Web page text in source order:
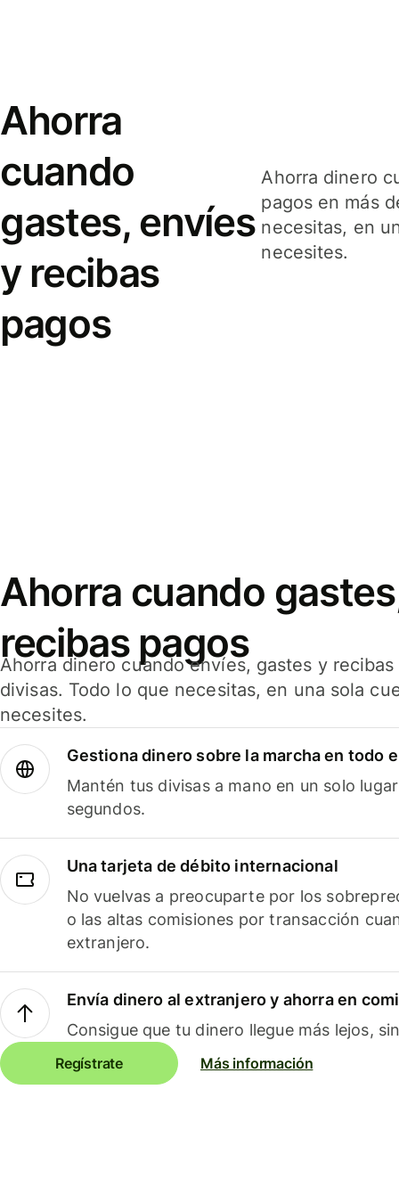
Ahorra
cuando
gastes, envíes
y recibas
pagos
Ahorra dinero
pagos en más
necesitas, en
necesites.
Ahorra cuando
recibas pagos
Ahorra dinero cuando envíes, gastes y
divisas. Todo lo que necesitas, en una sola
necesites.
Gestiona dinero sobre la marcha en todo
Mantén tus divisas a mano en un solo
segundos.
Una tarjeta de débito internacional
No vuelvas a preocuparte por los
o las altas comisiones por transacción
extranjero.
Envía dinero al extranjero y ahorra en
Consigue que tu dinero llegue más lejos,
Regístrate Más información